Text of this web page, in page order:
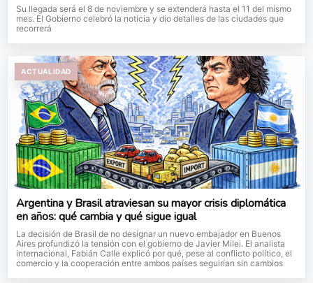
Su llegada será el 8 de noviembre y se extenderá hasta el 11 del mismo
mes. El Gobierno celebró la noticia y dio detalles de las ciudades que
recorrerá
ACTUALIDAD
Argentina y Brasil atraviesan su mayor crisis diplomática
en años: qué cambia y qué sigue igual
La decisión de Brasil de no designar un nuevo embajador en Buenos
Aires profundizó la tensión con el gobierno de Javier Milei. El analista
internacional, Fabián Calle explicó por qué, pese al conflicto político, el
comercio y la cooperación entre ambos países seguirían sin cambios